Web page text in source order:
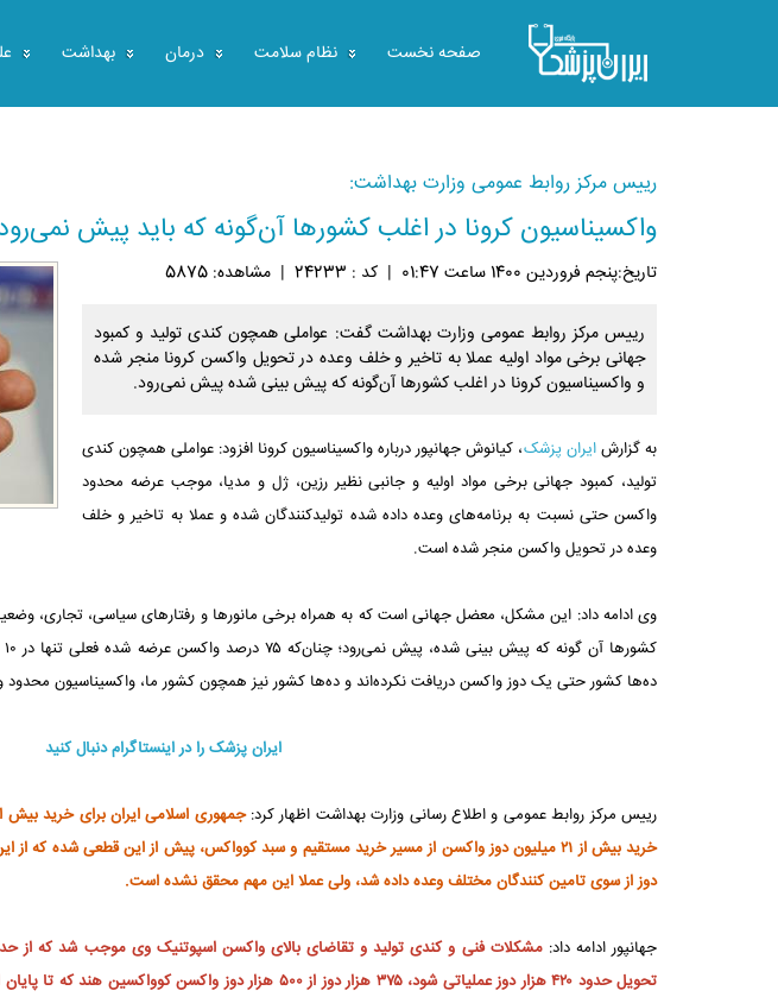
صفحه نخست نظام سلامت درمان بهداشت
رییس مرکز روابط عمومی وزارت بهداشت:
واکسیناسیون کرونا در اغلب کشورها آن‌گونه که باید پیش
تاريخ:پنجم فروردين 1400 ساعت 01:47 | کد : 24233 | مشاهده: 5875
رییس مرکز روابط عمومی وزارت بهداشت گفت: عواملی همچون کندی تولید و کمبود
جهانی برخی مواد اولیه عملا به تاخیر و خلف وعده در تحویل واکسن کرونا منجر شده
و واکسیناسیون کرونا در اغلب کشورها آن‌گونه که پیش بینی شده پیش نمی‌رود.
به گزارشایران پزشک، کیانوش جهانپور درباره واکسیناسیون کرونا افزود: عواملی همچون کندی
تولید، کمبود جهانی برخی مواد اولیه و جانبی نظیر رزین، ژل و مدیا، موجب عرضه محدود
واکسن حتی نسبت به برنامه‌های وعده داده شده تولیدکنندگان شده و عملا به تاخیر و خلف
وعده در تحویل واکسن منجر شده است.
وی ادامه داد: این مشکل، معضل جهانی است که به همراه برخی مانورها و رفتارهای سیاسی، تجاری،
ده‌ها کشور حتی یک دوز واکسن دریافت نکرده‌اند و ده‌ها کشور نیز همچون کشور ما، واکسیناسیون محدود
ایران پزشک را در اینستاگرام دنبال کنید
رییس مرکز روابط عمومی و اطلاع رسانی وزارت بهداشت اظهار کرد:
دوز از سوی تامین کنندگان مختلف وعده داده شد، ولی عملا این مهم محقق نشده است.
جهانپور ادامه داد:
تحویل حدود ۴۲۰ هزار دوز عملیاتی شود، ۳۷۵ هزار دوز از ۵۰۰ هزار